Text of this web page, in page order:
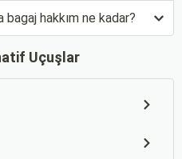
hakkım ne kadar?
Uçuşlar